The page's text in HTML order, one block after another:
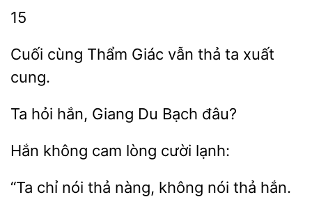
15
cùng Thẩm Giác vẫn thả ta
Ta hỏi hắn, Du
cam lòng lạnh:
nói thả nàng, không thả hắn.